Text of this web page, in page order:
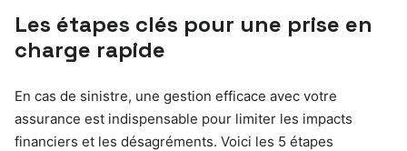
Les étapes clés pour une prise en
charge rapide
En cas de sinistre, une gestion efficace avec votre
assurance est indispensable pour limiter les impacts
financiers et les désagréments. Voici les 5 étapes